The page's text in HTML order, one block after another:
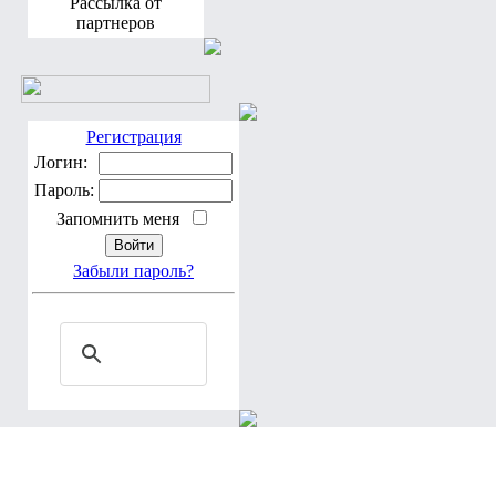
партнеров
Регистрация
Логин:
Пароль:
Запомнить меня
Забыли пароль?